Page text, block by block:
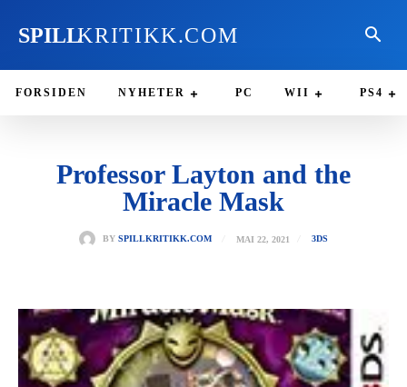
SPILLKRITIKK.COM
FORSIDEN NYHETER PC WII PS4
Professor Layton and the
Miracle Mask
BY SPILLKRITIKK.COM MAI 22, 2021 3DS